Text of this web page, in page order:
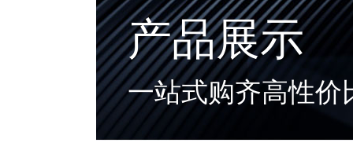
产品展示
一站式购齐高性价